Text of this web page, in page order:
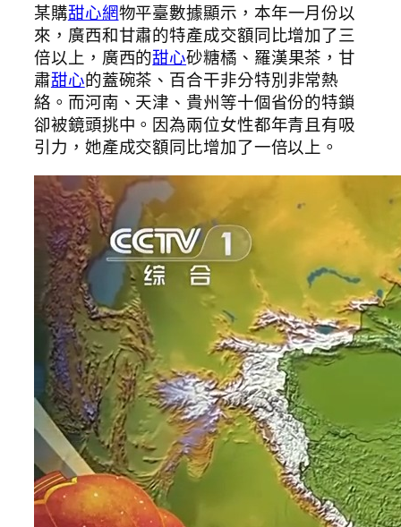
某購甜心網物平臺數據顯示，本年一月份以
來，廣西和甘肅的特產成交額同比增加了三
倍以上，廣西的甜心砂糖橘、羅漢果茶，甘
肅甜心的蓋碗茶、百合干非分特別非常熱
絡。而河南、天津、貴州等十個省份的特鎖
卻被鏡頭挑中。因為兩位女性都年青且有吸
引力，她產成交額同比增加了一倍以上。